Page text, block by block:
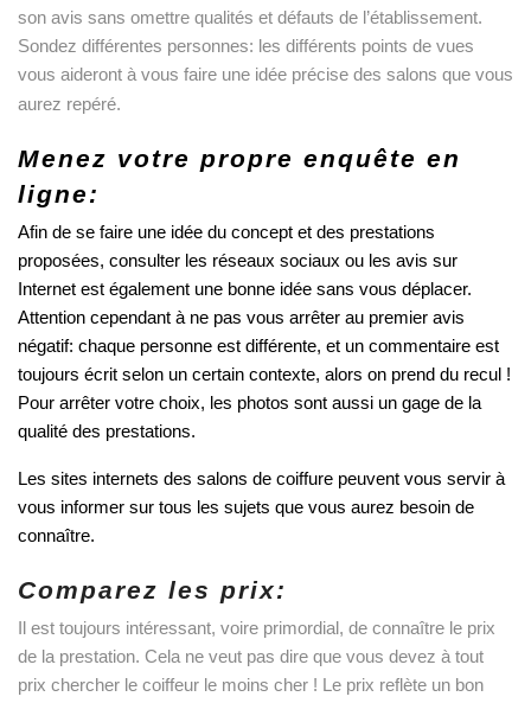
son avis sans omettre qualités et défauts de l’établissement.
Sondez différentes personnes: les différents points de vues
vous aideront à vous faire une idée précise des salons que vous
aurez repéré.
Menez votre propre enquête en
ligne:
Afin de se faire une idée du concept et des prestations
proposées, consulter les réseaux sociaux ou les avis sur
Internet est également une bonne idée sans vous déplacer.
Attention cependant à ne pas vous arrêter au premier avis
négatif: chaque personne est différente, et un commentaire est
toujours écrit selon un certain contexte, alors on prend du recul !
Pour arrêter votre choix, les photos sont aussi un gage de la
qualité des prestations.
Les sites internets des salons de coiffure peuvent vous servir à
vous informer sur tous les sujets que vous aurez besoin de
connaître.
Comparez les prix:
Il est toujours intéressant, voire primordial, de connaître le prix
de la prestation. Cela ne veut pas dire que vous devez à tout
prix chercher le coiffeur le moins cher ! Le prix reflète un bon